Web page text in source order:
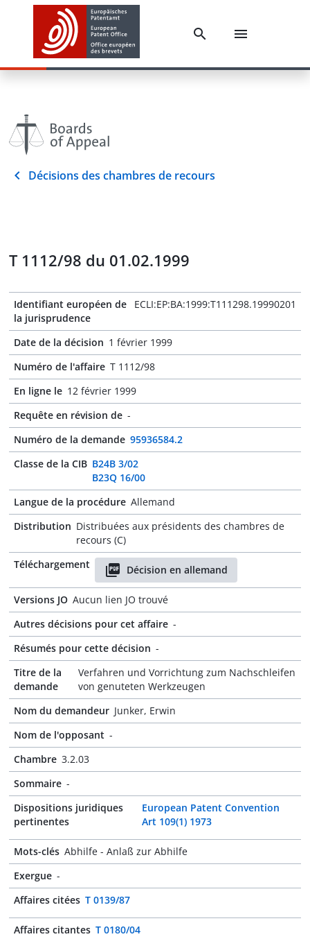
Décisions des chambres de recours
T 1112/98 du 01.02.1999
Identifiant européen de
la jurisprudence
ECLI:EP:BA:1999:T111298.19990201
Date de la décision 1 février 1999
Numéro de l'affaire T 1112/98
En ligne le 12 février 1999
Requête en révision de -
Numéro de la demande 95936584.2
Classe de la CIB B24B 3/02
B23Q 16/00
Langue de la procédure Allemand
Distribution Distribuées aux présidents des chambres de
recours (C)
Téléchargement
Décision en allemand
Versions JO Aucun lien JO trouvé
Autres décisions pour cet affaire -
Résumés pour cette décision -
Titre de la
demande
Verfahren und Vorrichtung zum Nachschleifen
von genuteten Werkzeugen
Nom du demandeur Junker, Erwin
Nom de l'opposant -
Chambre 3.2.03
Sommaire -
Dispositions juridiques
pertinentes
European Patent Convention
Art 109(1) 1973
Mots-clés Abhilfe - Anlaß zur Abhilfe
Exergue -
Affaires citées T 0139/87
Affaires citantes T 0180/04